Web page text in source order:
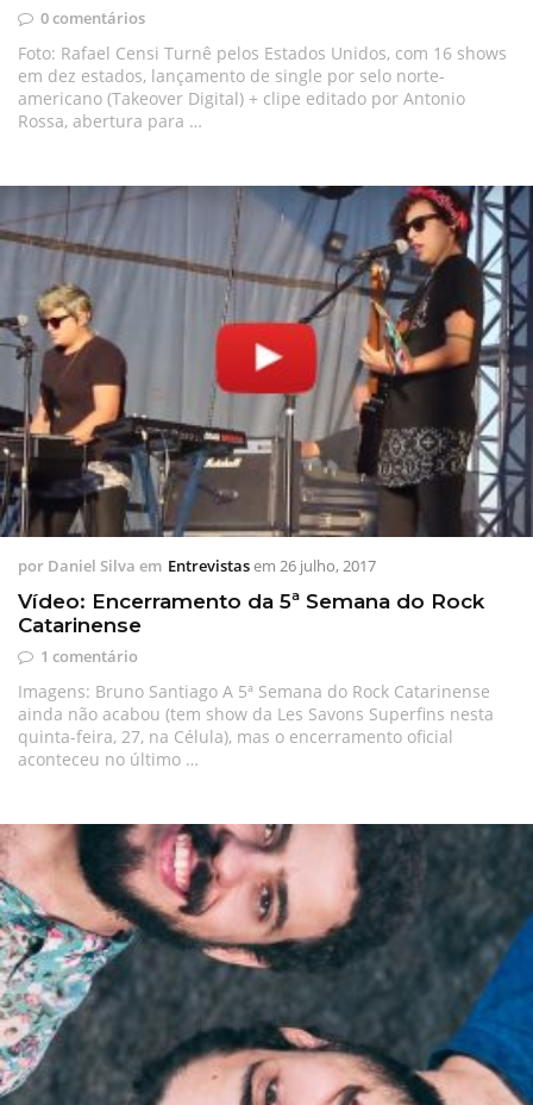
0 comentários
Foto: Rafael Censi Turnê pelos Estados Unidos, com 16 shows
em dez estados, lançamento de single por selo norte-
americano (Takeover Digital) + clipe editado por Antonio
Rossa, abertura para …
por Daniel Silva em Entrevistasem 26 julho, 2017
Vídeo: Encerramento da 5ª Semana do Rock
Catarinense
1 comentário
Imagens: Bruno Santiago A 5ª Semana do Rock Catarinense
ainda não acabou (tem show da Les Savons Superfins nesta
quinta-feira, 27, na Célula), mas o encerramento oficial
aconteceu no último …